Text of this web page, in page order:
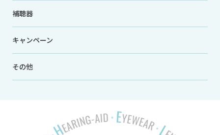
補聴器
キャンペーン
その他